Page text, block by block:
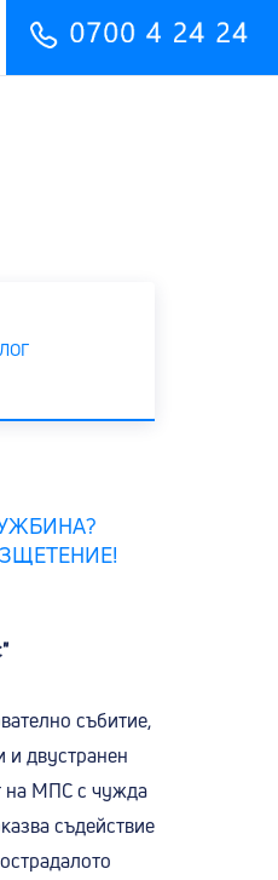
събитие,
и двустранен
на МПС с чужда
съдействие